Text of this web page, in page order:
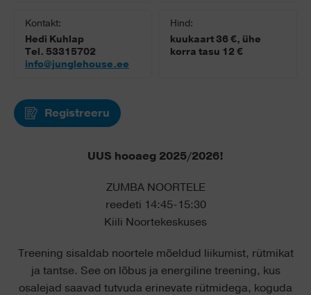
Kontakt:
Hedi Kuhlap
Tel. 53315702
info@junglehouse.ee
Hind:
kuukaart 36 €, ühe
korra tasu 12 €
Registreeru
UUS hooaeg 2025/2026!
ZUMBA NOORTELE
reedeti 14:45-15:30
Kiili Noortekeskuses
Treening sisaldab noortele mõeldud liikumist, rütmikat
ja tantse. See on lõbus ja energiline treening, kus
osalejad saavad tutvuda erinevate rütmidega, koguda